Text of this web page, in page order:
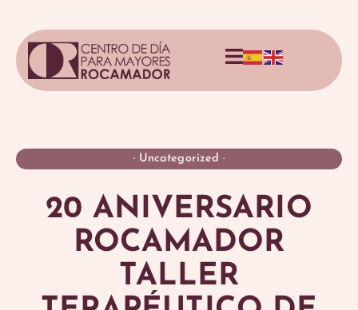
· Uncategorized ·
20 ANIVERSARIO
ROCAMADOR
TALLER